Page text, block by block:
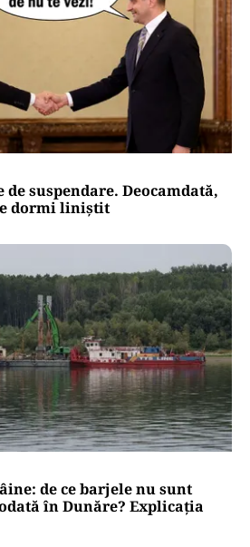
de suspendare. Deocamdată,
dormi liniștit
de ce barjele nu sunt
în Dunăre? Explicația